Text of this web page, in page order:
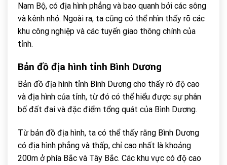
Nam Bộ, có địa hình phẳng và bao quanh bởi các sông
và kênh nhỏ. Ngoài ra, ta cũng có thể nhìn thấy rõ các
khu công nghiệp và các tuyến giao thông chính của
tỉnh.
Bản đồ địa hình tỉnh Bình Dương
Bản đồ địa hình tỉnh Bình Dương cho thấy rõ độ cao
và địa hình của tỉnh, từ đó có thể hiểu được sự phân
bố đất đai và đặc điểm tổng quát của Bình Dương.
Từ bản đồ địa hình, ta có thể thấy rằng Bình Dương
có địa hình phẳng và thấp, chỉ cao nhất là khoảng
200m ở phía Bắc và Tây Bắc. Các khu vực có độ cao